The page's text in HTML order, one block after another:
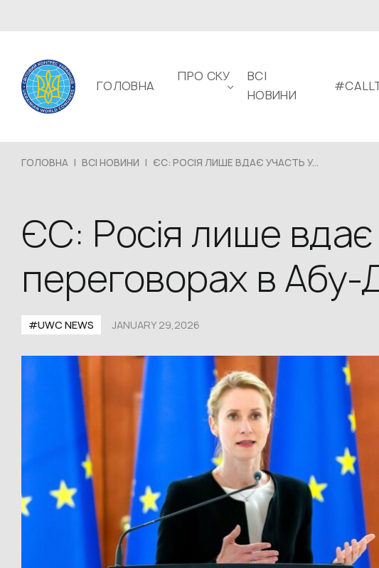
ГОЛОВНА
ПРО СКУ
ВСІ
НОВИНИ
ГОЛОВНА | ВСІ НОВИНИ | ЄС: РОСІЯ ЛИШЕ ВДАЄ УЧАСТЬ У...
ЄС: Росія лише
переговорах в Абу-
#UWС NEWS JANUARY 29,2026